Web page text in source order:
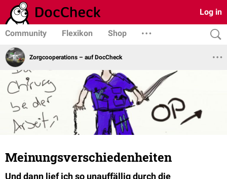
Log in
Community Flexikon Shop
Zorgcooperations – auf DocCheck
Meinungsverschiedenheiten
Und dann lief ich so unauffällig durch die